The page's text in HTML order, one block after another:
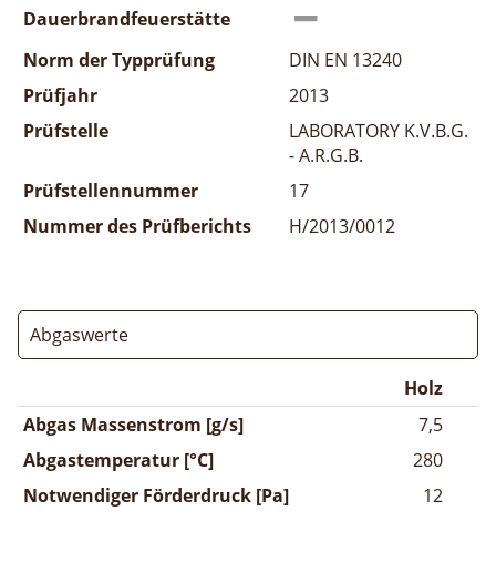
Dauerbrandfeuerstätte
Norm der Typprüfung
DIN EN 13240
Prüfjahr
2013
Prüfstelle
LABORATORY K.V.B.G.
- A.R.G.B.
Prüfstellennummer
17
Nummer des Prüfberichts
H/2013/0012
Abgaswerte
Holz
Abgas Massenstrom [g/s]
7,5
Abgastemperatur [°C]
280
Notwendiger Förderdruck [Pa]
12